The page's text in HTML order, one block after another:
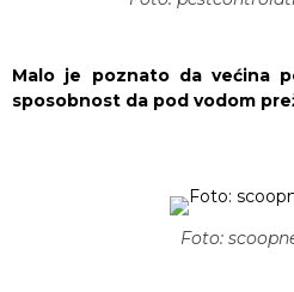
Malo je poznato da većina
sposobnost da pod vodom
Foto: